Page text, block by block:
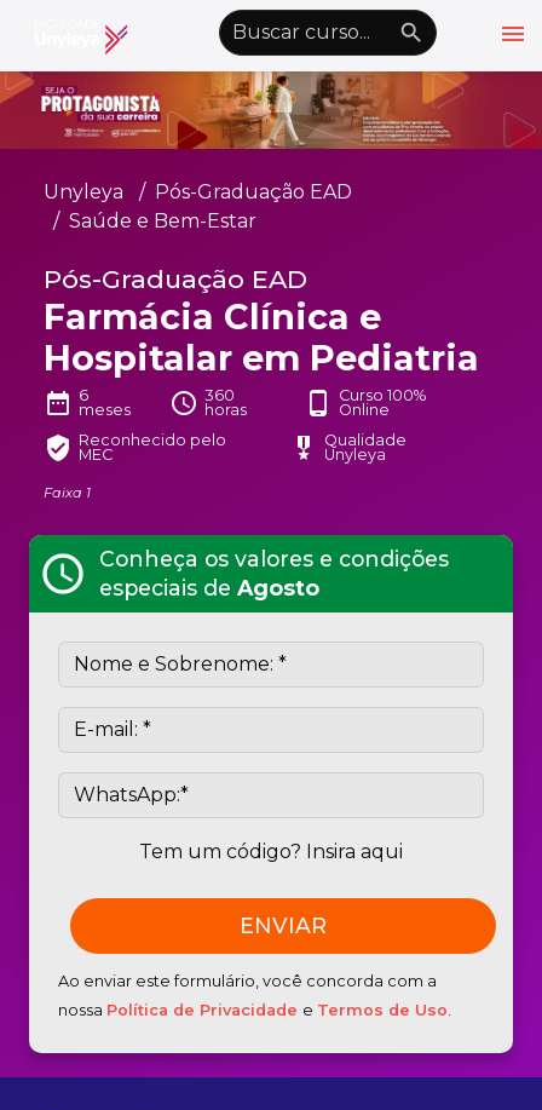
menu
emoji_objectsAlto Contraste nights_stay wb_sunny
Graduação EAD
Pós-Graduação EAD
Atualização Profissional
Conheça a Unyleyakeyboard_arrow_down
Alianças Acadêmicas
Convênios
keyboard_arrow_down
UnyVantagens
Unyleya
Pós-Graduação EAD
Saúde e Bem-Estar
Pós-Graduação EAD
Farmácia Clínica e
Hospitalar em Pediatria
date_range 6
meses
schedule 360
horas
phone_android
Curso 100%
Online
verified_user Reconhecido pelo
MEC
military_tech
Qualidade
Unyleya
Faixa 1
schedule
Conheça os valores e condições
especiais de Agosto
Tem um código? Insira aqui
Ao enviar este formulário, você concorda com a
nossa Política de Privacidade e Termos de Uso.